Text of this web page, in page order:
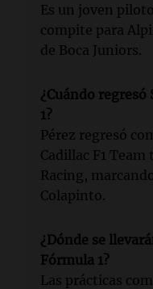
Es un joven
compite para
de Boca Juniors.
¿Cuándo regresó
1?
Pérez regresó
Cadillac F1 Team
Racing,
Colapinto.
¿Dónde se
Fórmula 1?
Las prácticas